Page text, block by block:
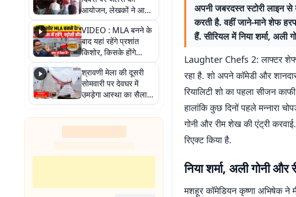
आयोजन, लेखकों ने आम
जनता को जागरूक करने
का लिया संकल्प
VIDEO : MLA बनने के
बाद यहां रहेंगे प्रशांत
किशोर, किसके होंगे
पड़ोसी? वीडियो में देखिए
कैसा है पीके का नया
ठिकाना
श्रावणी मेला की दूसरी
सोमवारी पर देवघर में
उमड़ेगा आस्था का सैलाब,
तीन लाख से अधिक
श्रद्धालुओं के पहुंचने का
अनुमान
अपनी जबरदस्त स्टोरी लाइन से
करती है. वहीं जाने-माने शेफ
हैं. सीरियल में निया शर्मा, अली
Laughter Chefs 2: लाफ्टर
रहा है. शो अपने कॉमेडी और
रियालिटी शो का पहला सीजन
हालांकि कुछ दिनों पहले मन्नारा
गोनी और रीम शेख की एंट्री
रिएक्ट किया है.
निया शर्मा, अली गोनी
मशहूर कॉमेडियन कृष्णा अभिषेक ने